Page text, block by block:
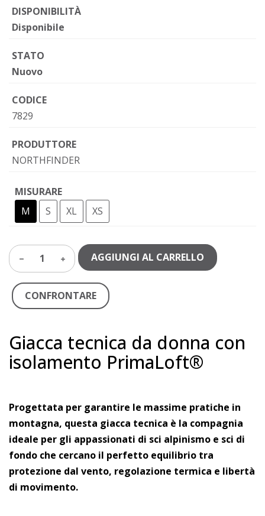
DISPONIBILITÀ
Disponibile
STATO
Nuovo
CODICE
7829
PRODUTTORE
NORTHFINDER
MISURARE
M
S XL XS
1 AGGIUNGI AL CARRELLO
CONFRONTARE
Giacca tecnica da donna con
isolamento PrimaLoft®
Progettata per garantire le massime pratiche in
montagna, questa giacca tecnica è la compagnia
ideale per gli appassionati di sci alpinismo e sci di
fondo che cercano il perfetto equilibrio tra
protezione dal vento, regolazione termica e libertà
di movimento.